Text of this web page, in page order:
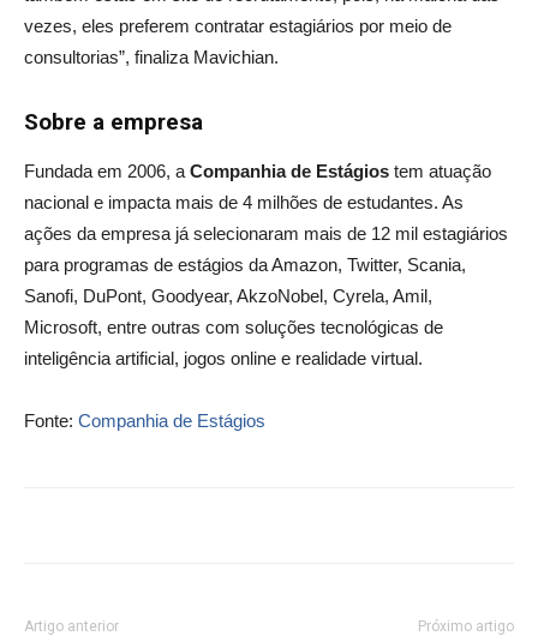
vezes, eles preferem contratar estagiários por meio de
consultorias”, finaliza Mavichian.
Sobre a empresa
Fundada em 2006, a Companhia de Estágios tem atuação
nacional e impacta mais de 4 milhões de estudantes. As
ações da empresa já selecionaram mais de 12 mil estagiários
para programas de estágios da Amazon, Twitter, Scania,
Sanofi, DuPont, Goodyear, AkzoNobel, Cyrela, Amil,
Microsoft, entre outras com soluções tecnológicas de
inteligência artificial, jogos online e realidade virtual.
Fonte: Companhia de Estágios
Artigo anterior Próximo artigo